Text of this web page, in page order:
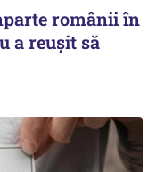
românii în
a reușit să